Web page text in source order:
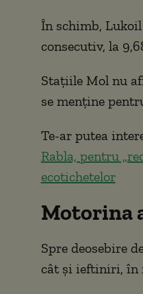
În schimb,
consecutiv, la
Stațiile Mol nu
se menține
Te-ar putea
Rabla, pentru
ecotichetelor
Motorina
Spre deosebire
cât și ieftiniri, în